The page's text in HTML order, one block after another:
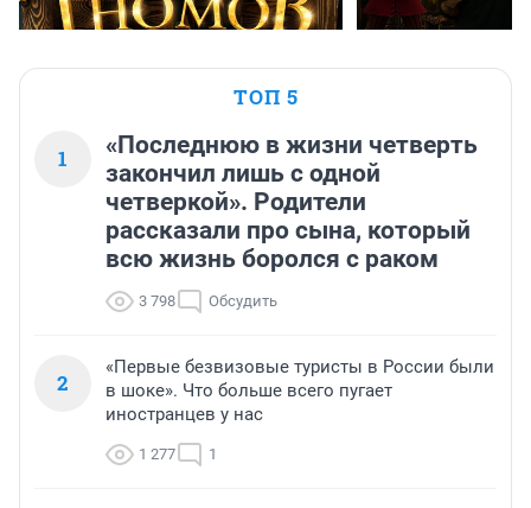
ТОП 5
1
«Последнюю в жизни четверть
закончил лишь с одной
четверкой». Родители
рассказали про сына, который
всю жизнь боролся с раком
3 798 Обсудить
2
«Первые безвизовые туристы в России были
в шоке». Что больше всего пугает
иностранцев у нас
1 277 1